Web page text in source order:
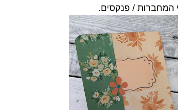
המחברות / פנקסים.